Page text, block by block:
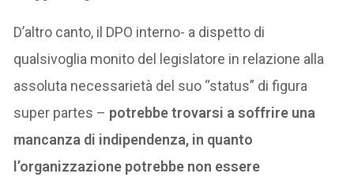
D’altro canto, il DPO interno- a dispetto di
qualsivoglia monito del legislatore in relazione alla
assoluta necessarietà del suo “status” di figura
super partes – potrebbe trovarsi a soffrire una
mancanza di indipendenza, in quanto
l’organizzazione potrebbe non essere